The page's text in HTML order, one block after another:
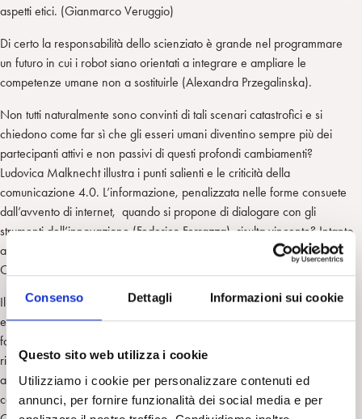
Consenso Dettagli Informazioni sui cookie
Questo sito web utilizza i cookie
Utilizziamo i cookie per personalizzare contenuti ed
annunci, per fornire funzionalità dei social media e per
aspetti etici. (Gianmarco Veruggio)
Di certo la responsabilità dello scienziato è grande nel programmare
un futuro in cui i robot siano orientati a integrare e ampliare le
competenze umane non a sostituirle (Alexandra Przegalinska).
Non tutti naturalmente sono convinti di tali scenari catastrofici e si
chiedono come far sì che gli esseri umani diventino sempre più dei
partecipanti attivi e non passivi di questi profondi cambiamenti?
Ludovica Malknecht illustra i punti salienti e le criticità della
comunicazione 4.0. L’informazione, penalizzata nelle forme consuete
dall’avvento di internet, quando si propone di dialogare con gli
strumenti dell’innovazione (Federico Ferrazza), risulta vincente? Intanto
anche l’informazione televisiva sembra prendere le misure (Carla
Cucchiarelli) per dialogare con le nuove forme di comunicazione.
Il confine tra umani e robot sembra assottigliarsi, così il confine tra vero
e falso e quello tra reale e virtuale, con un proliferare delle cosiddette
fake news, fonti di confusione e disillusione. Per questo la capacità di
riflessione, analisi e dialogo, capitale squisitamente umano, deve
affinarsi per non essere seconda alla velocità dei fatti nella loro
concretezza ed assertività. E proprio per questo c’è necessità che